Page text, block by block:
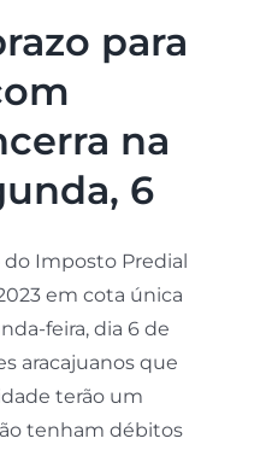
para
na
6
Imposto Predial
em cota única
feira, dia 6 de
aracajuanos que
terão um
tenham débitos